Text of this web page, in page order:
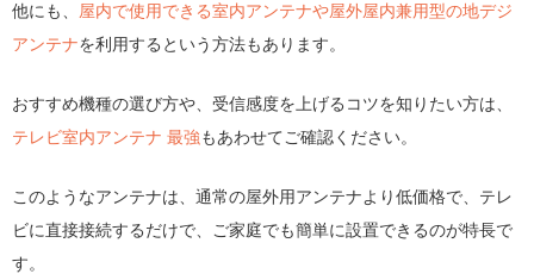
他にも、 屋内で使用できる室内アンテナや屋外屋内兼用型の地デジ
アンテナを利用するという方法もあります。
おすすめ機種の選び方や、受信感度を上げるコツを知りたい方は、
テレビ室内アンテナ 最強もあわせてご確認ください。
このようなアンテナは、通常の屋外用アンテナより低価格で、テレ
ビに直接接続するだけで、ご家庭でも簡単に設置できるのが特長で
す。